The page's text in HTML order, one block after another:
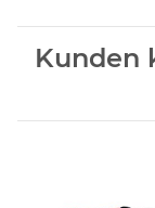
Kunden